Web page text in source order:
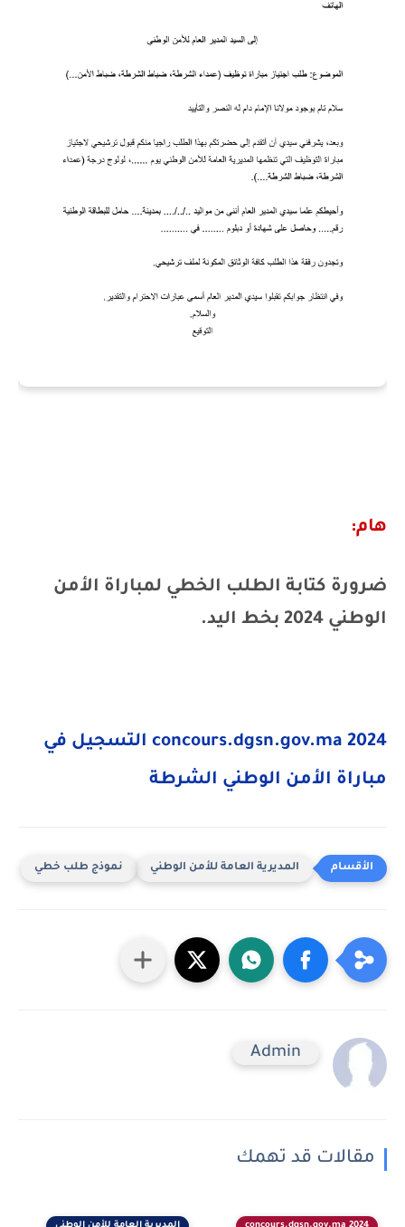
هام:
ضرورة كتابة الطلب الخطي لمباراة الأمن
الوطني 2024
بخط اليد.
concours.dgsn.gov.ma 2024 التسجيل في
مباراة الأمن الوطني الشرطة
المديرية العامة للأمن الوطني نموذج طلب خطي
Admin
مقالات قد تهمك